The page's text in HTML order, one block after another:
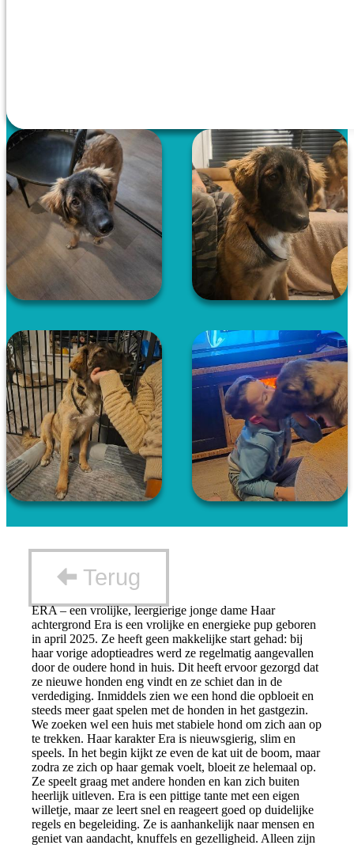
Terug
ERA – een vrolijke, leergierige jonge dame Haar
achtergrond Era is een vrolijke en energieke pup geboren
in april 2025. Ze heeft geen makkelijke start gehad: bij
haar vorige adoptieadres werd ze regelmatig aangevallen
door de oudere hond in huis. Dit heeft ervoor gezorgd dat
ze nieuwe honden eng vindt en ze schiet dan in de
verdediging. Inmiddels zien we een hond die opbloeit en
steeds meer gaat spelen met de honden in het gastgezin.
We zoeken wel een huis met stabiele hond om zich aan op
te trekken. Haar karakter Era is nieuwsgierig, slim en
speels. In het begin kijkt ze even de kat uit de boom, maar
zodra ze zich op haar gemak voelt, bloeit ze helemaal op.
Ze speelt graag met andere honden en kan zich buiten
heerlijk uitleven. Era is een pittige tante met een eigen
willetje, maar ze leert snel en reageert goed op duidelijke
regels en begeleiding. Ze is aanhankelijk naar mensen en
geniet van aandacht, knuffels en gezelligheid. Alleen zijn